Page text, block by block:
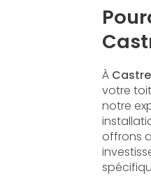
À
votre
notre
offrons